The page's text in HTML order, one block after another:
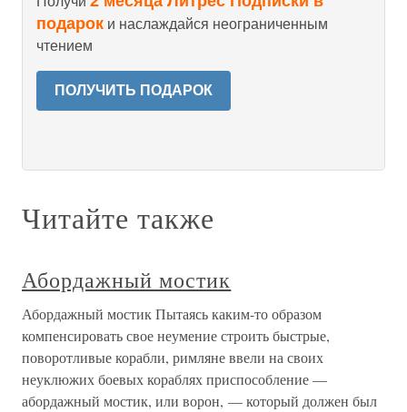
подарок и наслаждайся неограниченным
чтением
ПОЛУЧИТЬ ПОДАРОК
Читайте также
Абордажный мостик
Абордажный мостик Пытаясь каким-то образом
компенсировать свое неумение строить быстрые,
поворотливые корабли, римляне ввели на своих
неуклюжих боевых кораблях приспособление —
абордажный мостик, или ворон, — который должен был